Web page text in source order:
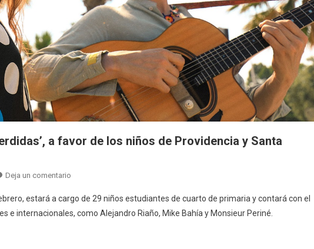
a favor de los niños de Providencia y Santa
Deja un comentario
las
raíces
estará a cargo de 29 niños estudiantes de cuarto de primaria y contará con el
e internacionales, como Alejandro Riaño, Mike Bahía y Monsieur Periné.